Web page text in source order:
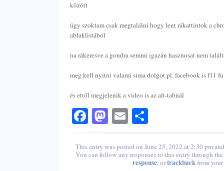
között
úgy szoktam csak megtalálni hogy lent rákattintok a
ablaklistából
na rákeresve a gondra semmi igazán hasznosat nem
meg kell nyitni valami sima dolgot pl. facebook is f11
és ettől megjelenik a video is az alt-tabnál
Facebook
Mastodon
EmailShare
This entry was posted on June 25, 2022 at 2:30 pm
You can follow any responses to this entry through the
response, ortrackbackfrom your